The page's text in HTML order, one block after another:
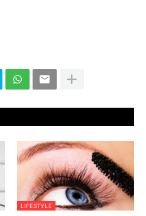
LIFESTYLE